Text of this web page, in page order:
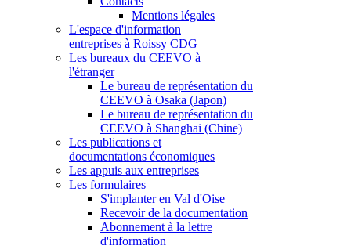
Mentions légales
L'espace d'information
entreprises à Roissy CDG
Les bureaux du CEEVO à
l'étranger
Le bureau de représentation du
CEEVO à Osaka (Japon)
Le bureau de représentation du
CEEVO à Shanghai (Chine)
Les publications et
documentations économiques
Les appuis aux entreprises
Les formulaires
S'implanter en Val d'Oise
Recevoir de la documentation
Abonnement à la lettre
d'information